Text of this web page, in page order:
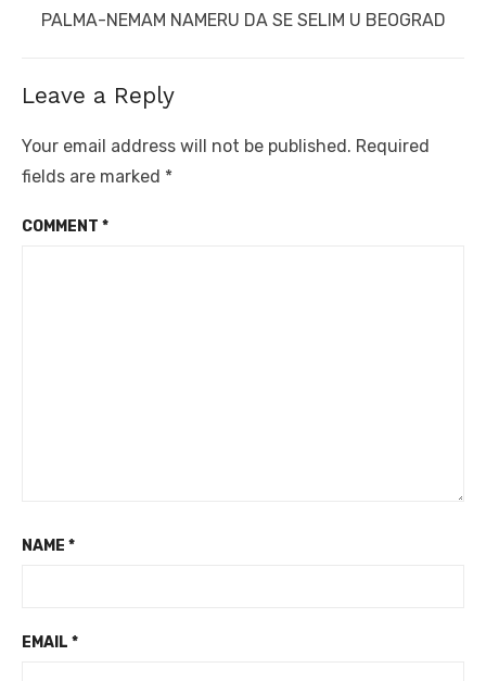
Next
PALMA-NEMAM NAMERU DA SE SELIM U BEOGRAD
Leave a Reply
Your email address will not be published. Required
fields are marked *
COMMENT *
NAME *
EMAIL *